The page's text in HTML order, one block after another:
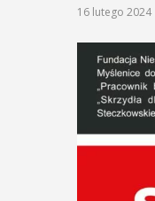
16 lutego 2024